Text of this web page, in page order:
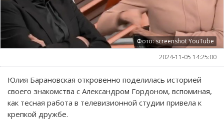
Фото: screenshot YouTube
2024-11-05 14:25:00
Юлия Барановская откровенно поделилась историей
своего знакомства с Александром Гордоном, вспоминая,
как тесная работа в телевизионной студии привела к
крепкой дружбе.